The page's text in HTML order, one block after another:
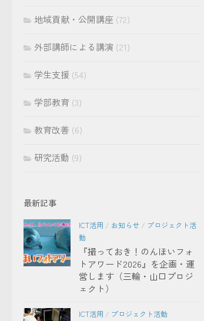
地域貢献・公開講座 (72)
外部講師による講演 (21)
学生支援 (54)
学部教育 (3)
教育改善 (6)
研究活動 (9)
最新記事
ICT活用 / お知らせ / プロジェクト活
動
『撮っておき！のんほいフォ
トアワード2026』を企画・運
営します（三輪・山口プロジ
ェクト）
ICT活用 / プロジェクト活動